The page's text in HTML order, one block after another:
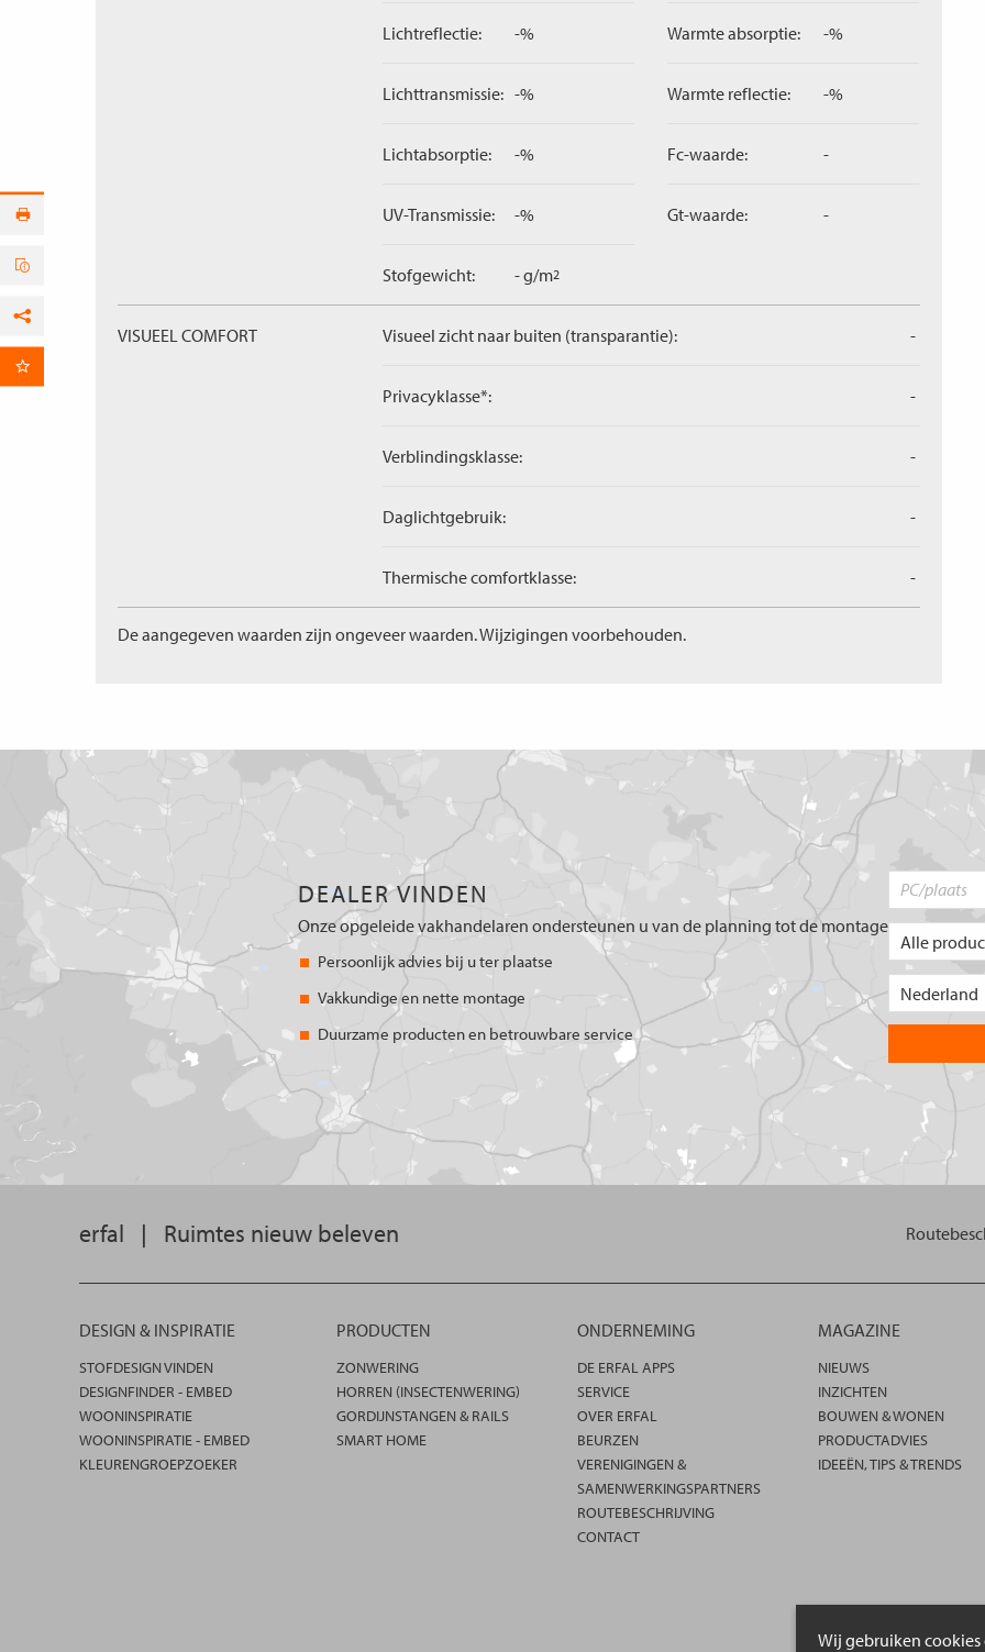
Wij gebruiken
Lichtreflectie: -%
Lichttransmissie: -%
Lichtabsorptie: -%
UV-Transmissie: -%
Stofgewicht: - g/m2
Warmte absorptie: -%
Warmte reflectie: -%
Fc-waarde: -
Gt-waarde: -
VISUEEL COMFORT Visueel zicht naar buiten (transparantie): -
Privacyklasse*: -
Verblindingsklasse: -
Daglichtgebruik: -
Thermische comfortklasse: -
De aangegeven waarden zijn ongeveer waarden. Wijzigingen voorbehouden.
Facebook
DEALER VINDEN
Onze opgeleide vakhandelaren ondersteunen u van de planning tot de montage
Persoonlijk advies bij u ter plaatse
Vakkundige en nette montage
Duurzame producten en betrouwbare service
erfal | Ruimtes nieuw beleven
DESIGN & INSPIRATIE
STOFDESIGN VINDEN
DESIGNFINDER - EMBED
WOONINSPIRATIE
WOONINSPIRATIE - EMBED
KLEURENGROEPZOEKER
PRODUCTEN
ZONWERING
HORREN (INSECTENWERING)
GORDIJNSTANGEN & RAILS
SMART HOME
ONDERNEMING
DE ERFAL APPS
SERVICE
OVER ERFAL
BEURZEN
VERENIGINGEN &
SAMENWERKINGSPARTNERS
ROUTEBESCHRIJVING
CONTACT
MAGAZINE
NIEUWS
INZICHTEN
BOUWEN & WONEN
PRODUCTADVIES
IDEEËN, TIPS & TRENDS